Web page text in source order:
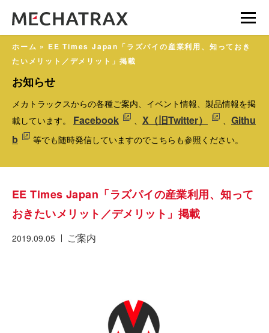
ホーム » EE Times Japan「ラズパイの産業利用、知っておき
たいメリット／デメリット」掲載
お知らせ
メカトラックスからの各種ご案内、イベント情報、製品情報を掲
載しています。
Facebook 、 X（旧Twitter） 、 Githu
b
等でも随時発信していますのでこちらも参照ください。
EE Times Japan「ラズパイの産業利用、知って
おきたいメリット／デメリット」掲載
2019.09.05 ご案内